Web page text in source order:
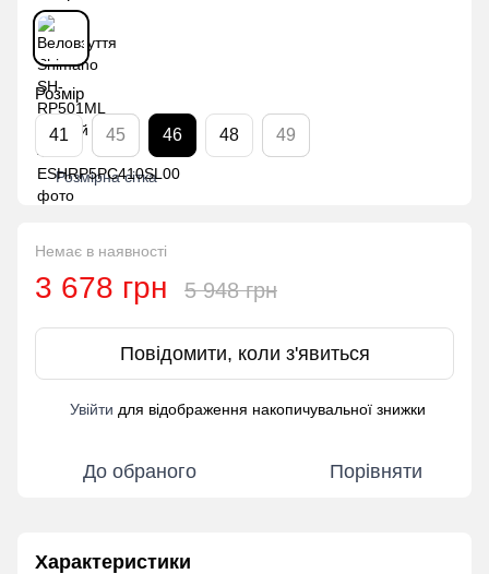
Розмір
41 45 46 48 49
Розмірна сітка
Немає в наявності
3 678 грн 5 948 грн
Повідомити, коли з'явиться
Увійти для відображення накопичувальної знижки
До обраного Порівняти
Характеристики